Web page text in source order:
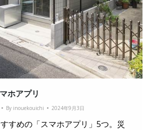
ホアプリ
By inouekouichi 2024年9月3日
すめの「スマホアプリ」5つ。災